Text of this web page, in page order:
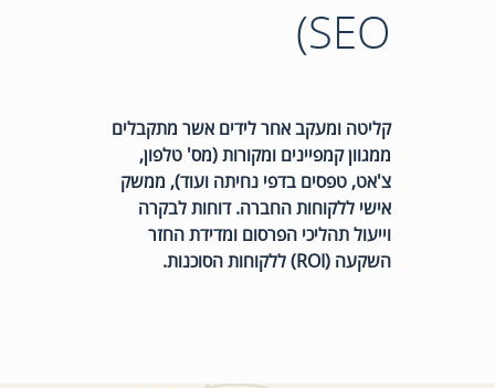
(SEO
קליטה ומעקב אחר לידים אשר מתקבלים
ממגוון קמפיינים ומקורות (מס' טלפון,
צ'אט, טפסים בדפי נחיתה ועוד), ממשק
אישי ללקוחות החברה. דוחות לבקרה
וייעול תהליכי הפרסום ומדידת החזר
השקעה (ROI) ללקוחות הסוכנות.